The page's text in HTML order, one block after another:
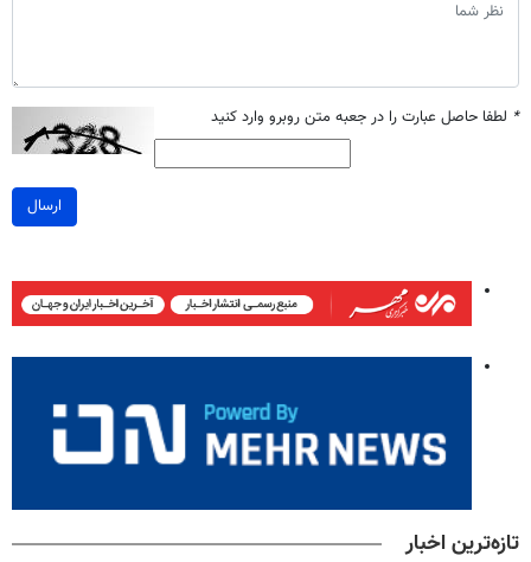
* لطفا حاصل عبارت را در جعبه متن روبرو وارد کنید
ارسال
تازه‌ترین اخبار